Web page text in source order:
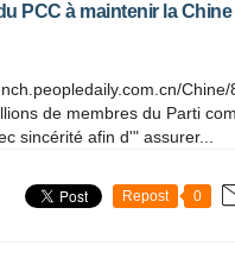
PCC à maintenir la
de membres du Parti
sincérité afin d'" assurer...
Repost 0